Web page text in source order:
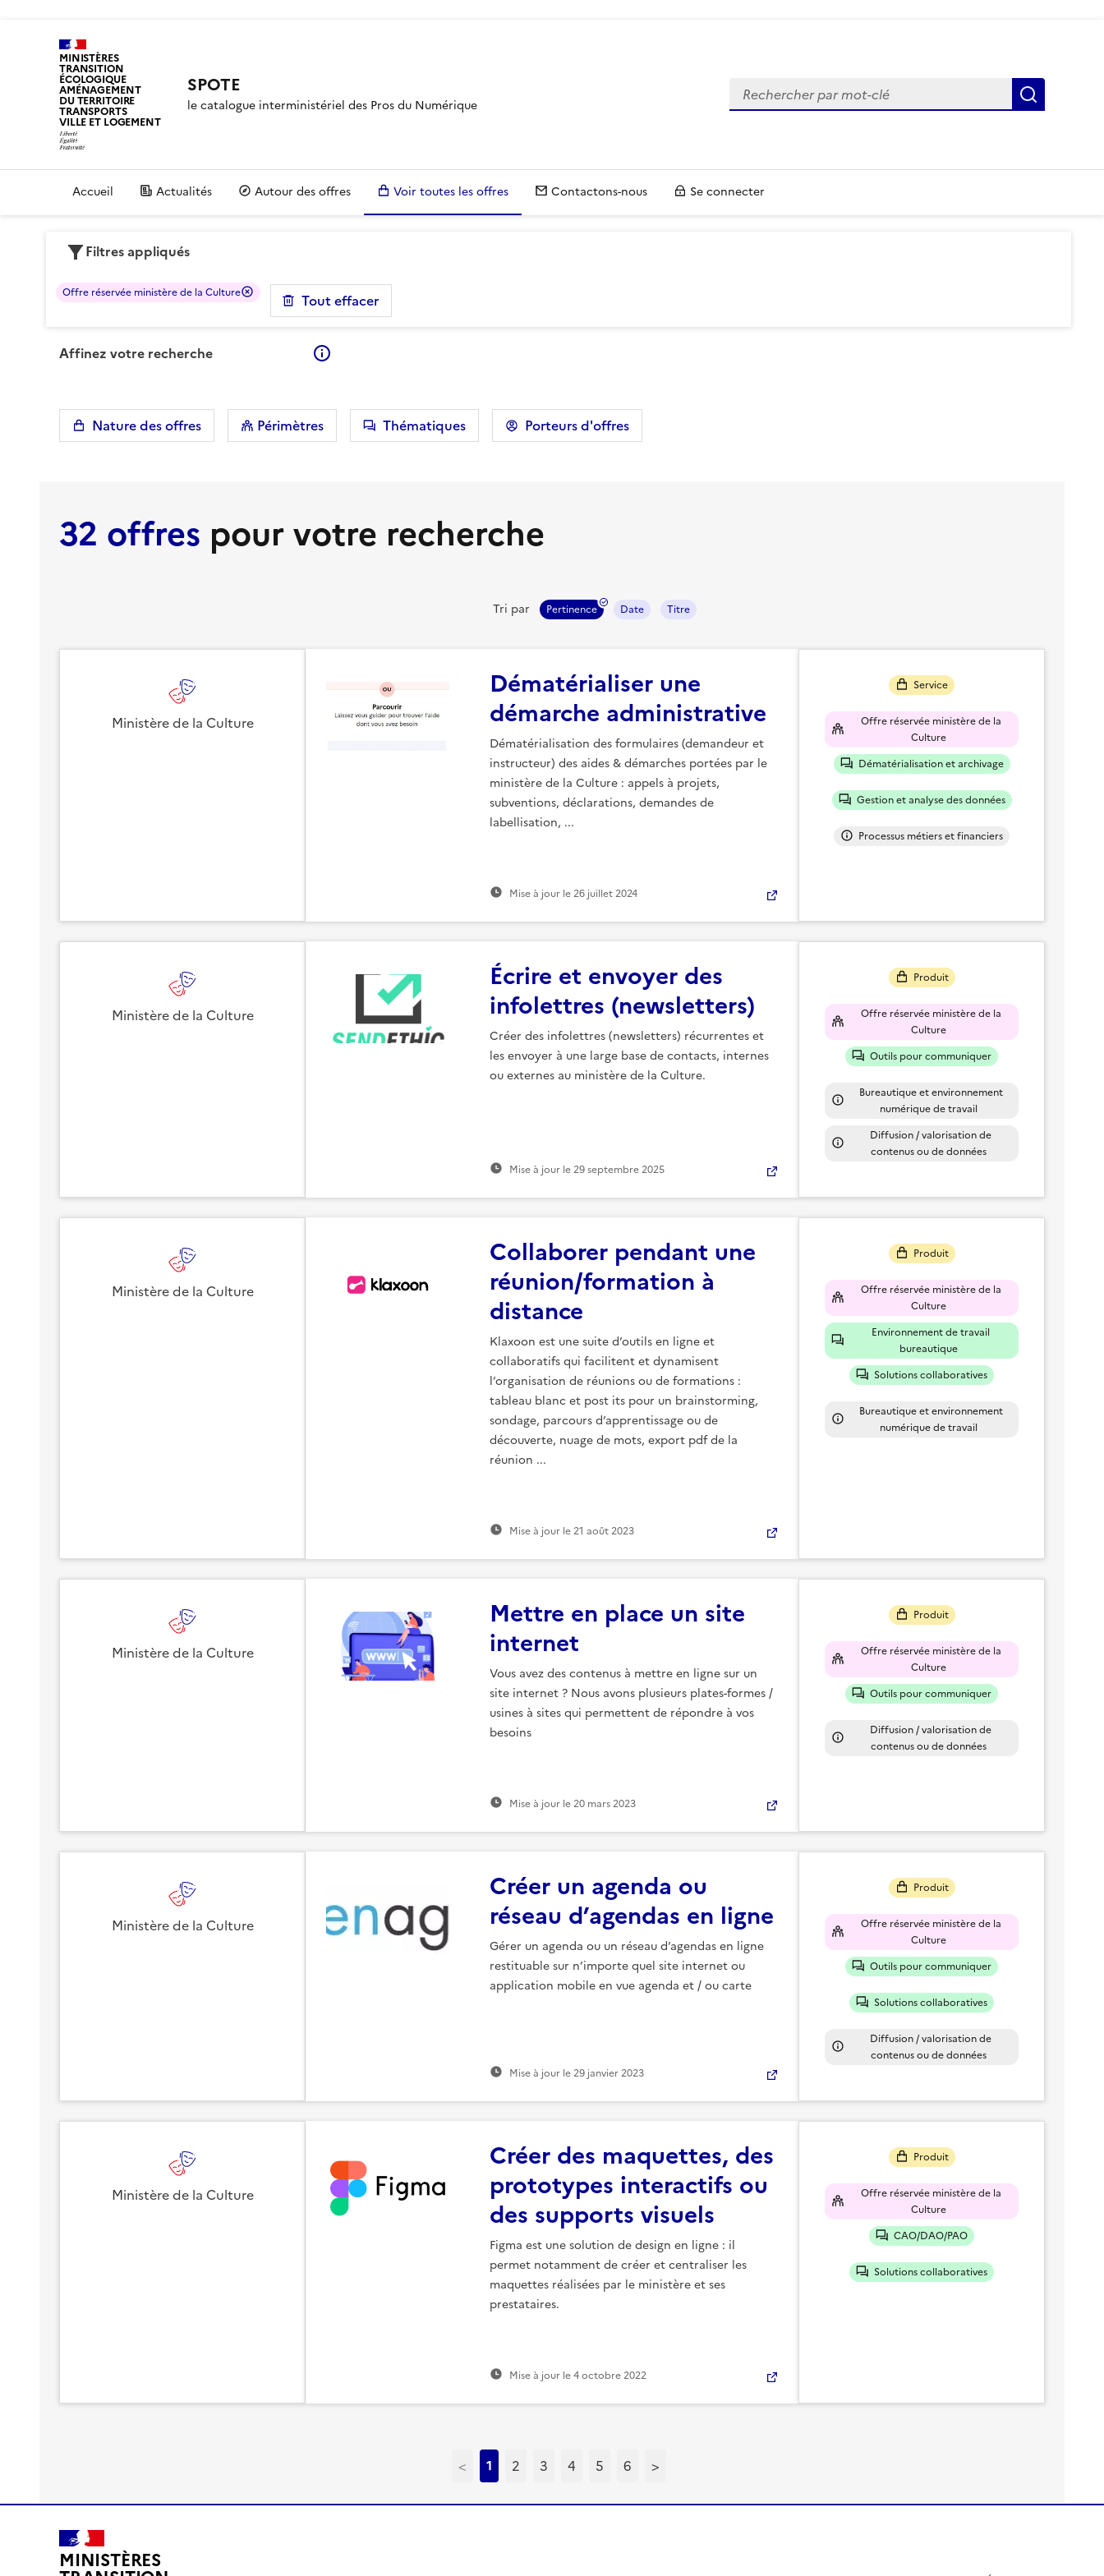
MINISTÈRES
TRANSITION
ÉCOLOGIQUE
AMÉNAGEMENT
DU TERRITOIRE
TRANSPORTS
VILLE ET LOGEMENT
SPOTE
le catalogue interministériel des Pros du Numérique
Rechercher
Accueil Actualités Autour des offres Voir toutes les offres Contactons-nous Se connecter
Filtres appliqués
Offre réservée ministère de la Culture Tout effacer
Affinez votre recherche
Nature des offres Périmètres Thématiques Porteurs d'offres
32 offres pour votre recherche
Tri par Pertinence Date Titre
Ministère de la Culture
Dématérialiser une
démarche administrative
Dématérialisation des formulaires (demandeur et
instructeur) des aides & démarches portées par le
ministère de la Culture : appels à projets,
subventions, déclarations, demandes de
labellisation, ...
Mise à jour le26 juillet 2024
Service
Offre réservée ministère de la
Culture
Dématérialisation et archivage
Gestion et analyse des données
Processus métiers et financiers
Ministère de la Culture
Écrire et envoyer des
infolettres (newsletters)
Créer des infolettres (newsletters) récurrentes et
les envoyer à une large base de contacts, internes
ou externes au ministère de la Culture.
Mise à jour le29 septembre 2025
Produit
Offre réservée ministère de la
Culture
Outils pour communiquer
Bureautique et environnement
numérique de travail
Diffusion / valorisation de
contenus ou de données
Ministère de la Culture
Collaborer pendant une
réunion/formation à
distance
Klaxoon est une suite d’outils en ligne et
collaboratifs qui facilitent et dynamisent
l’organisation de réunions ou de formations :
tableau blanc et post its pour un brainstorming,
sondage, parcours d’apprentissage ou de
découverte, nuage de mots, export pdf de la
réunion ...
Mise à jour le21 août 2023
Produit
Offre réservée ministère de la
Culture
Environnement de travail
bureautique
Solutions collaboratives
Bureautique et environnement
numérique de travail
Ministère de la Culture
Mettre en place un site
internet
Vous avez des contenus à mettre en ligne sur un
site internet ? Nous avons plusieurs plates-formes /
usines à sites qui permettent de répondre à vos
besoins
Mise à jour le20 mars 2023
Produit
Offre réservée ministère de la
Culture
Outils pour communiquer
Diffusion / valorisation de
contenus ou de données
Ministère de la Culture
Créer un agenda ou
réseau d’agendas en ligne
Gérer un agenda ou un réseau d’agendas en ligne
restituable sur n’importe quel site internet ou
application mobile en vue agenda et / ou carte
Mise à jour le29 janvier 2023
Produit
Offre réservée ministère de la
Culture
Outils pour communiquer
Solutions collaboratives
Diffusion / valorisation de
contenus ou de données
Ministère de la Culture
Créer des maquettes, des
prototypes interactifs ou
des supports visuels
Figma est une solution de design en ligne : il
permet notamment de créer et centraliser les
maquettes réalisées par le ministère et ses
prestataires.
Mise à jour le4 octobre 2022
Produit
Offre réservée ministère de la
Culture
CAO/DAO/PAO
Solutions collaboratives
< 1 2 3 4 5 6 >
MINISTÈRES